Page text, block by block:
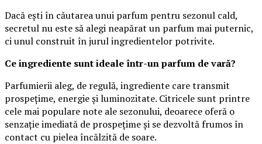
Dacă ești în căutarea unui parfum pentru sezonul cald,
secretul nu este să alegi neapărat un parfum mai puternic,
ci unul construit în jurul ingredientelor potrivite.
Ce ingrediente sunt ideale într-un parfum de vară?
Parfumierii aleg, de regulă, ingrediente care transmit
prospețime, energie și luminozitate. Citricele sunt printre
cele mai populare note ale sezonului, deoarece oferă o
senzație imediată de prospețime și se dezvoltă frumos în
contact cu pielea încălzită de soare.